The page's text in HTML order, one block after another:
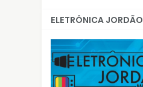
ELETRÔNICA JORDÃO